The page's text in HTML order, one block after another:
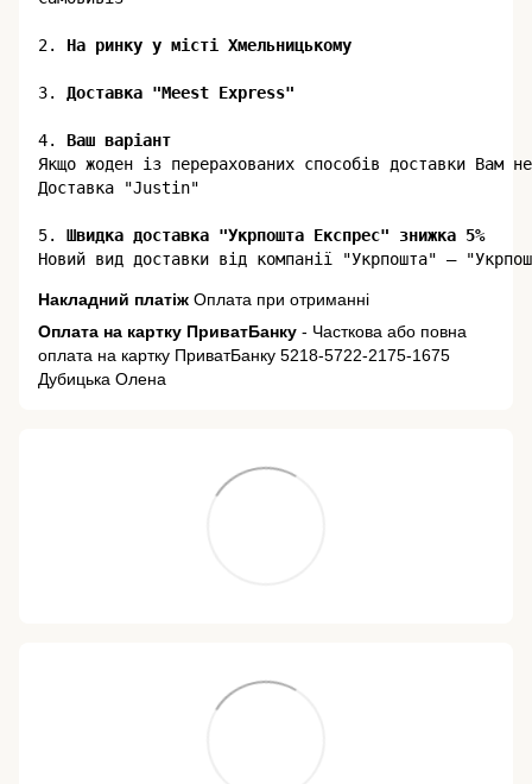
2.
3. Доставка "Meest Express"
4. Ваш варіант
Якщо жоден із перерахованих способів доставки Вам
Доставка "Justin"
5. Швидка доставка "Укрпошта Експрес" знижка 5%
Накладний платіж Оплата при отриманні
Оплата на картку ПриватБанку - Часткова або повна
оплата на картку ПриватБанку 5218-5722-2175-1675
Дубицька Олена